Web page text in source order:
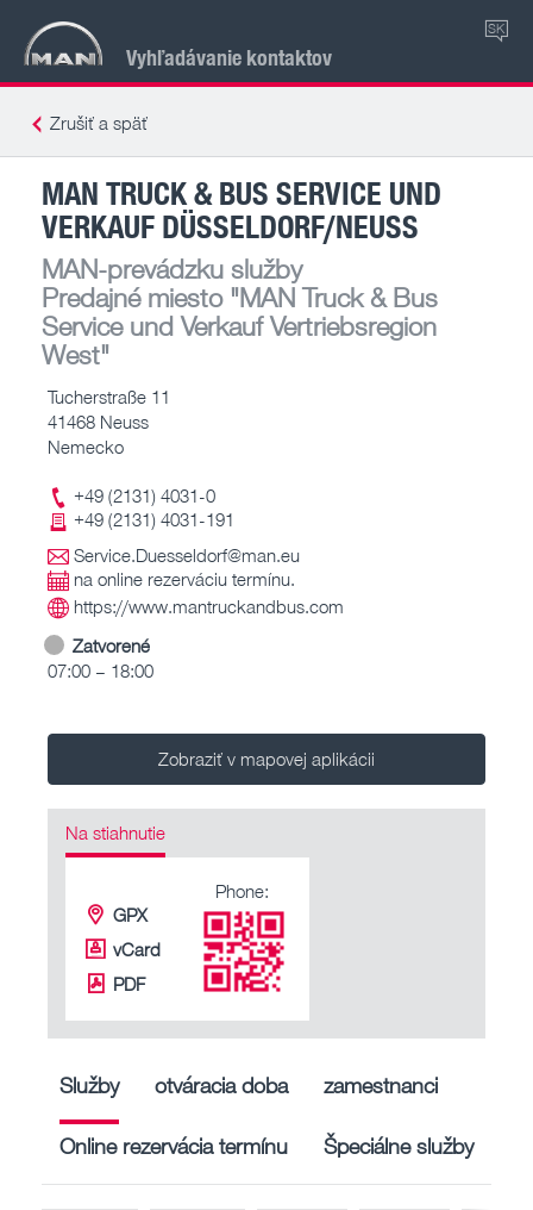
Vyhľadávanie kontaktov
SK
Zrušiť a späť
MAN TRUCK & BUS SERVICE UND
VERKAUF DÜSSELDORF/NEUSS
MAN-prevádzku služby
Predajné miesto"MAN Truck & Bus
Service und Verkauf Vertriebsregion
West"
Tucherstraße 11
41468 Neuss
Nemecko
+49 (2131) 4031-0
+49 (2131) 4031-191
Service.Duesseldorf@man.eu
na online rezerváciu termínu.
https://www.mantruckandbus.com
Zatvorené
07:00 – 18:00
Zobraziť v mapovej aplikácii
Na stiahnutie
GPX
vCard
PDF
Phone:
Služby otváracia doba zamestnanci
Online rezervácia termínu Špeciálne služby